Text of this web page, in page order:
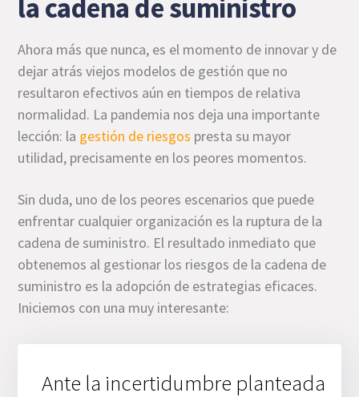
la cadena de suministro
Ahora más que nunca, es el momento de innovar y de
dejar atrás viejos modelos de gestión que no
resultaron efectivos aún en tiempos de relativa
normalidad. La pandemia nos deja una importante
lección: la gestión de riesgos presta su mayor
utilidad, precisamente en los peores momentos.
Sin duda, uno de los peores escenarios que puede
enfrentar cualquier organización es la ruptura de la
cadena de suministro. El resultado inmediato que
obtenemos al gestionar los riesgos de la cadena de
suministro es la adopción de estrategias eficaces.
Iniciemos con una muy interesante:
Ante la incertidumbre planteada